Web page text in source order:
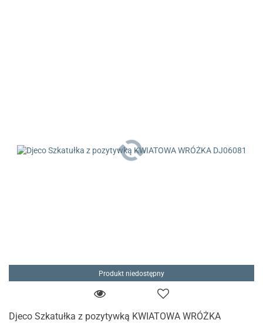
Produkt niedostępny
Djeco Szkatułka z pozytywką KWIATOWA WRÓŻKA